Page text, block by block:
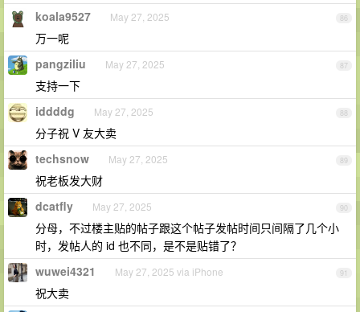
86
koala9527 May 27, 2025
万一呢
87
pangziliu May 27, 2025
支持一下
88
iddddg May 27, 2025
分子祝 V 友大卖
89
techsnow May 27, 2025
祝老板发大财
90
dcatfly May 27, 2025
分母，不过楼主贴的帖子跟这个帖子发帖时间只间隔了几个小
时，发帖人的 id 也不同，是不是贴错了？
91
wuwei4321 May 27, 2025 via iPhone
祝大卖